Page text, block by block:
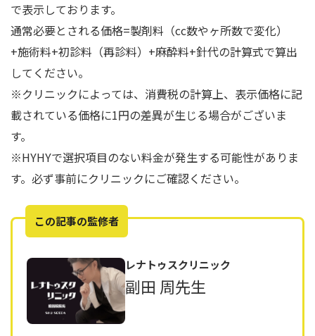
で表示しております。
通常必要とされる価格=製剤料（cc数やヶ所数で変化）
+施術料+初診料（再診料）+麻酔料+針代の計算式で算出
してください。
※クリニックによっては、消費税の計算上、表示価格に記
載されている価格に1円の差異が生じる場合がございま
す。
※HYHYで選択項目のない料金が発生する可能性がありま
す。必ず事前にクリニックにご確認ください。
この記事の監修者
レナトゥスクリニック
副田 周先生